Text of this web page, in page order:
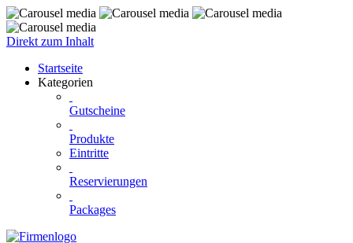
Direkt zum Inhalt
Startseite
Kategorien
Gutscheine
Produkte
Eintritte
Reservierungen
Packages